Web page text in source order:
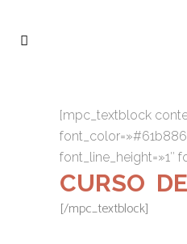
[mpc_textblock
font_line_height=»1″
CURSO
[/mpc_textblock]